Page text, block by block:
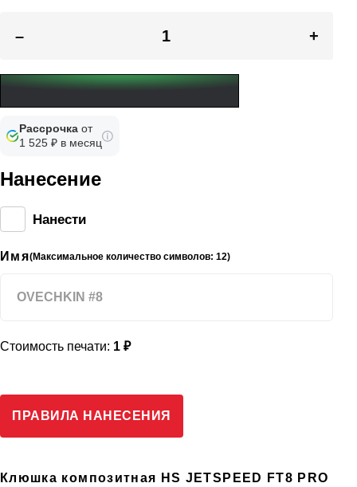
– +
Рассрочка от
1 525 ₽ в месяц
Нанесение
Нанести
Имя(Максимальное количество символов: 12)
Стоимость печати: 1 ₽
ПРАВИЛА НАНЕСЕНИЯ
Клюшка композитная HS JETSPEED FT8 PRO